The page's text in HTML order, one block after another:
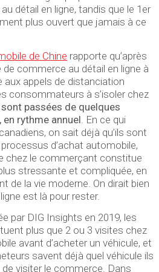
détail en ligne, tandis que le 1er
plus ouvert que jamais à ce
de Chine rapporte qu’après
commerce au détail en ligne à
appels de distanciation
consommateurs à s’isoler chez
passées de quelques
rythme annuel . En ce qui
on sait déjà qu’ils sont
d’achat automobile,
chez le commerçant constitue
stressante et compliquée, en
de la vie moderne. On dirait bien
est là pour rester.
par DIG Insights en 2019, les
plus que 2 ou 3 visites chez
avant d’acheter un véhicule, et
savent déjà quel véhicule ils
visiter le commerce. Dans